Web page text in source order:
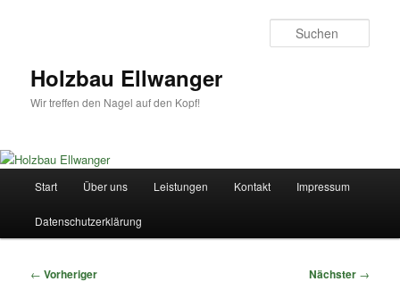
Holzbau Ellwanger
Wir treffen den Nagel auf den Kopf!
Start Über uns Leistungen Kontakt Impressum
Datenschutzerklärung
Beitragsnavigation
← Vorheriger Nächster →